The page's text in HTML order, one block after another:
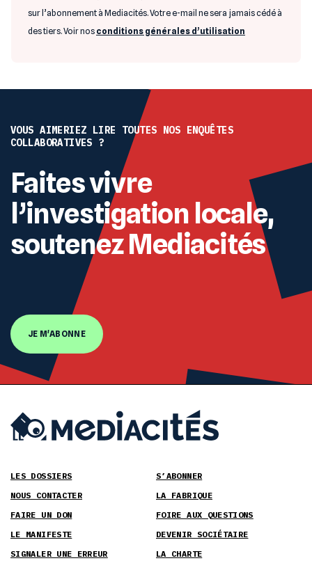
sur l’abonnement à Mediacités. Votre e-mail ne sera jamais cédé à
des tiers. Voir nos conditions générales d’utilisation
VOUS AIMERIEZ LIRE TOUTES NOS ENQUÊTES
COLLABORATIVES ?
Faites vivre
l’investigation locale,
soutenez Mediacités
JE M'ABONNE
LES DOSSIERS
S’ABONNER
NOUS CONTACTER
LA FABRIQUE
FAIRE UN DON
FOIRE AUX QUESTIONS
LE MANIFESTE
DEVENIR SOCIÉTAIRE
SIGNALER UNE ERREUR
LA CHARTE